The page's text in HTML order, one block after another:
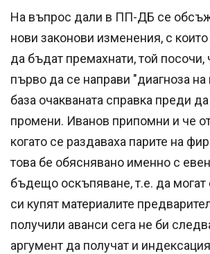
На въпрос дали в ПП-ДБ се
нови законови изменения, с
да бъдат премахнати, той посочи,
първо да се направи "диагноза
база очакваната справка преди
промени. Иванов припомни и че
когато се раздаваха парите на
това бе обяснявано именно с
бъдещо оскъпяване, т.е. да могат
си купят материалите
получили аванси сега не би
аргумент да получат и